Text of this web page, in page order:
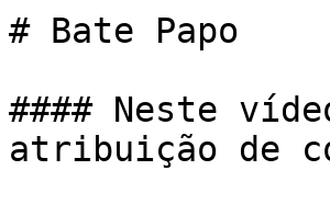
# Bate Papo
#### Neste
atribuição de